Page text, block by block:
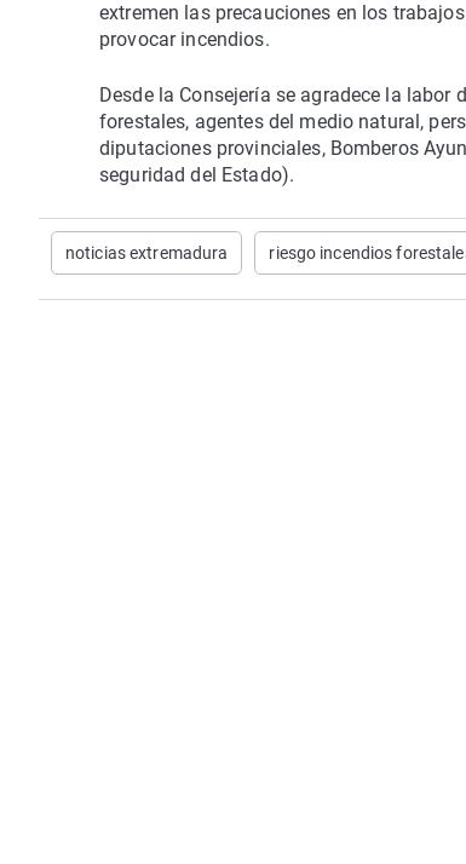
extremen las precauciones en los
provocar incendios.
Desde la Consejería se agradece la
forestales, agentes del medio natural,
diputaciones provinciales, Bomberos
seguridad del Estado).
noticias extremadura riesgo incendios